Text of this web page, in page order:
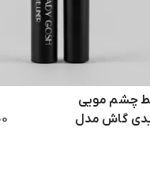
در طول روز دچار ریزش
چشم مویی
گاش مدل